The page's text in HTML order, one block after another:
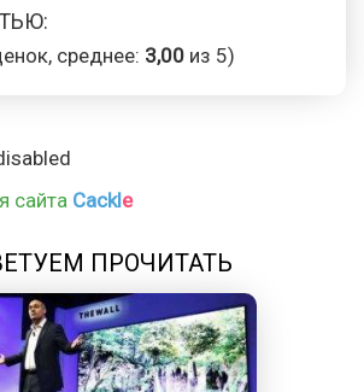
среднее: 3,00 из 5)
сайта Cackle
ПРОЧИТАТЬ